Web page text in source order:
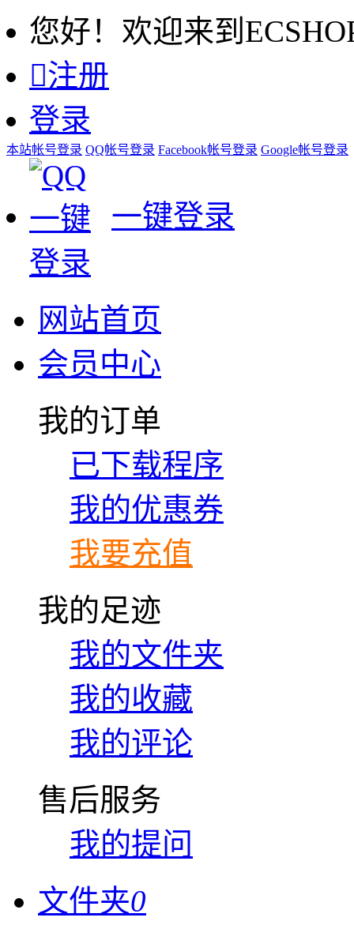
您好！欢迎来到
注册
登录
本站帐号登录 QQ帐号登录 Facebook帐号登录 Google帐号登录
一键登录
网站首页
会员中心
我的订单
已下载程序
我的优惠券
我要充值
我的足迹
我的文件夹
我的收藏
我的评论
售后服务
我的提问
文件夹0